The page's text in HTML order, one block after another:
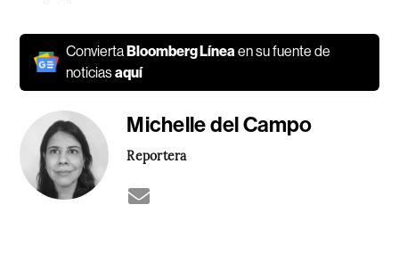
ConviertaBloomberg Línea en su fuente de
noticiasaquí
Michelle del Campo
Reportera